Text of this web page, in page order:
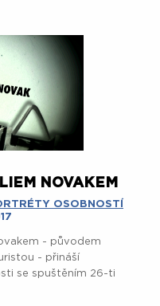
NOVAKEM
OSOBNOSTÍ
- původem
- přináší
se spuštěním 26-ti